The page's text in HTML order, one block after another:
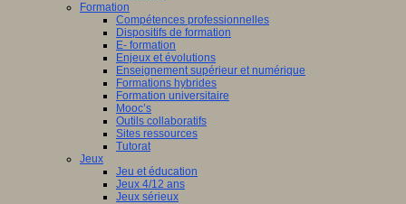
Formation
Compétences professionnelles
Dispositifs de formation
E- formation
Enjeux et évolutions
Enseignement supérieur et numérique
Formations hybrides
Formation universitaire
Mooc’s
Outils collaboratifs
Sites ressources
Tutorat
Jeux
Jeu et éducation
Jeux 4/12 ans
Jeux sérieux